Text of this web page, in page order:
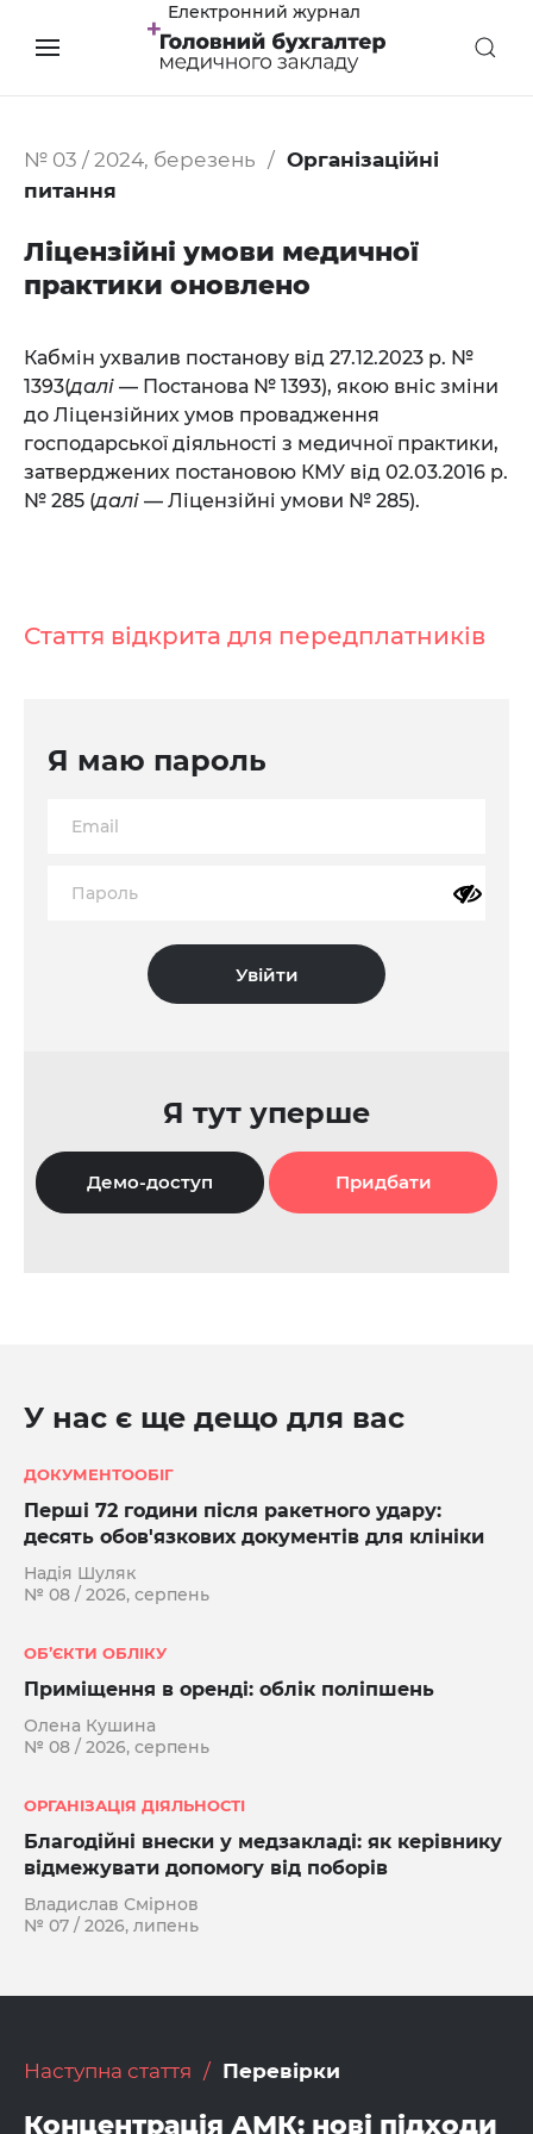
Електронний журнал
№ 03 / 2024, березень
Організаційні
питання
Ліцензійні умови медичної
практики оновлено
Кабмін ухвалив постанову від 27.12.2023 р. №
1393(далі — Постанова № 1393), якою вніс зміни
до Ліцензійних умов провадження
господарської діяльності з медичної практики,
затверджених постановою КМУ від 02.03.2016 р.
№ 285 (далі — Ліцензійні умови № 285).
Стаття відкрита для передплатників
Я маю пароль
Я тут уперше
Демо-доступ Придбати
У нас є ще дещо для вас
ДОКУМЕНТООБІГ
Перші 72 години після ракетного удару:
десять обов'язкових документів для клініки
Надія Шуляк
№ 08 / 2026, серпень
ОБ’ЄКТИ ОБЛІКУ
Приміщення в оренді: облік поліпшень
Олена Кушина
№ 08 / 2026, серпень
ОРГАНІЗАЦІЯ ДІЯЛЬНОСТІ
Благодійні внески у медзакладі: як керівнику
відмежувати допомогу від поборів
Владислав Смірнов
№ 07 / 2026, липень
Наступна стаття Перевірки
Концентрація АМК: нові підходи